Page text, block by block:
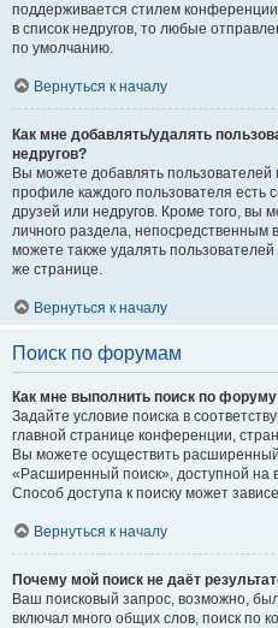
поддерживается стилем
в список недругов, то любые
по умолчанию.
Вернуться к началу
Как мне добавлять/удалять
недругов?
Вы можете добавлять пользователей
профиле каждого пользователя есть
друзей или недругов. Кроме того, вы
личного раздела, непосредственным
можете также удалять
же странице.
Вернуться к началу
Поиск по форумам
Как мне выполнить поиск по
Задайте условие поиска в
главной странице конференции,
Вы можете осуществить
«Расширенный поиск», доступной на
Способ доступа к поиску может
Вернуться к началу
Почему мой поиск не даёт
Ваш поисковый запрос, возможно,
включал много общих слов, поиск по